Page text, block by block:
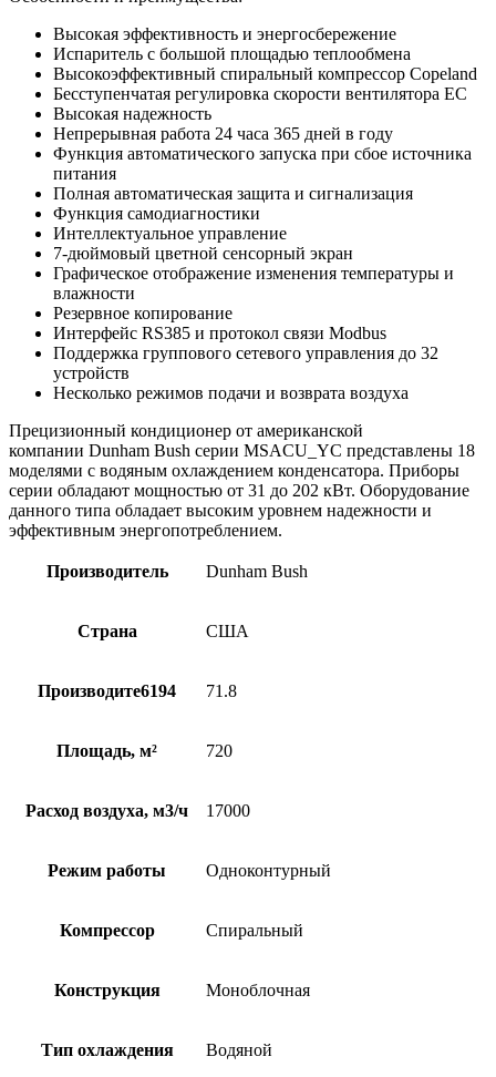
Высокая эффективность и энергосбережение
Испаритель с большой площадью теплообмена
Высокоэффективный спиральный компрессор Copeland
Бесступенчатая регулировка скорости вентилятора EC
Высокая надежность
Непрерывная работа 24 часа 365 дней в году
Функция автоматического запуска при сбое источника
питания
Полная автоматическая защита и сигнализация
Функция самодиагностики
Интеллектуальное управление
7-дюймовый цветной сенсорный экран
Графическое отображение изменения температуры и
влажности
Резервное копирование
Интерфейс RS385 и протокол связи Modbus
Поддержка группового сетевого управления до 32
устройств
Несколько режимов подачи и возврата воздуха
Прецизионный кондиционер от американской
компании Dunham Bush серии MSACU_YC представлены 18
моделями с водяным охлаждением конденсатора. Приборы
серии обладают мощностью от 31 до 202 кВт. Оборудование
данного типа обладает высоким уровнем надежности и
эффективным энергопотреблением.
Производитель Dunham Bush
Страна США
Производите6194 71.8
Площадь, м² 720
Расход воздуха, м3/ч 17000
Режим работы Одноконтурный
Компрессор Спиральный
Конструкция Моноблочная
Тип охлаждения Водяной